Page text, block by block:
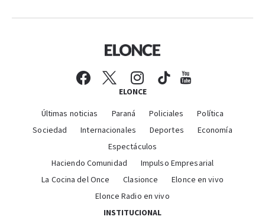
ELONCE
Últimas noticias Paraná Policiales
Política
Sociedad
Internacionales Deportes
Economía
Espectáculos
Haciendo Comunidad
Impulso Empresarial
La Cocina del Once
Clasionce
Elonce en vivo
Elonce Radio en vivo
INSTITUCIONAL